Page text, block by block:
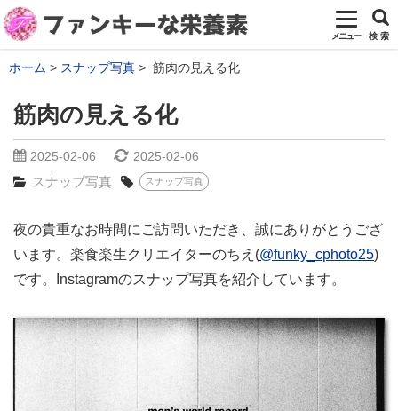
メニュー 検 索
ホーム スナップ写真 筋肉の見える化
筋肉の見える化
2025-02-06 2025-02-06
スナップ写真 スナップ写真
夜の貴重なお時間にご訪問いただき、誠にありがとうござ
います。楽食楽生クリエイターのちえ(@funky_cphoto25)
です。Instagramのスナップ写真を紹介しています。